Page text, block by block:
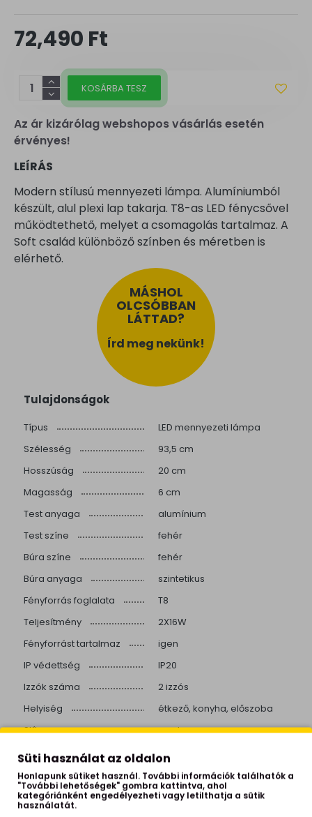
Az ár kizárólag webshopos vásárlás esetén
érvényes!
72,490 Ft
KOSÁRBA TESZ
LEÍRÁS
Modern stílusú mennyezeti lámpa. Alumíniumból
készült, alul plexi lap takarja. T8-as LED fénycsővel
működtethető, melyet a csomagolás tartalmaz. A
Soft család különböző színben és méretben is
elérhető.
MÁSHOL
OLCSÓBBAN
LÁTTAD?
Írd meg nekünk!
Tulajdonságok
Típus
LED mennyezeti lámpa
Szélesség
93,5 cm
Hosszúság
20 cm
Magasság
6 cm
Test anyaga
alumínium
Test színe
fehér
Búra színe
fehér
Búra anyaga
szintetikus
Fényforrás foglalata
T8
Teljesítmény
2X16W
Fényforrást tartalmaz
igen
IP védettség
IP20
Izzók száma
2 izzós
Helyiség
étkező, konyha, előszoba
Stílus
modern
Beépített LED
Színhőmérséklet
3000 Kelvin
Színvisszaadás
>80
Süti használat az oldalon
Honlapunk sütiket használ. További információk találhatók a
"További lehetőségek" gombra kattintva, ahol
kategóriánként engedélyezheti vagy letilthatja a sütik
használatát.